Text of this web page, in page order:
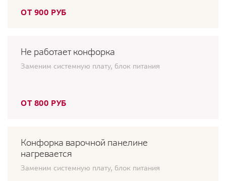
ОТ 900 РУБ
Не работает конфорка
Заменим системную плату, блок питания
ОТ 800 РУБ
Конфорка варочной панелине
нагревается
Заменим системную плату, блок питания